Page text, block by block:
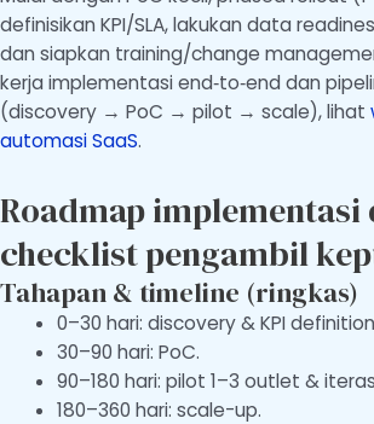
definisikan KPI/SLA, lakukan data
dan siapkan training/change
kerja implementasi end‑to‑end dan
(discovery → PoC → pilot → scale), lihat
automasi SaaS.
Roadmap implementasi
checklist pengambil
Tahapan & timeline (ringkas)
0–30 hari: discovery & KPI
30–90 hari: PoC.
90–180 hari: pilot 1–3 outlet &
180–360 hari: scale-up.